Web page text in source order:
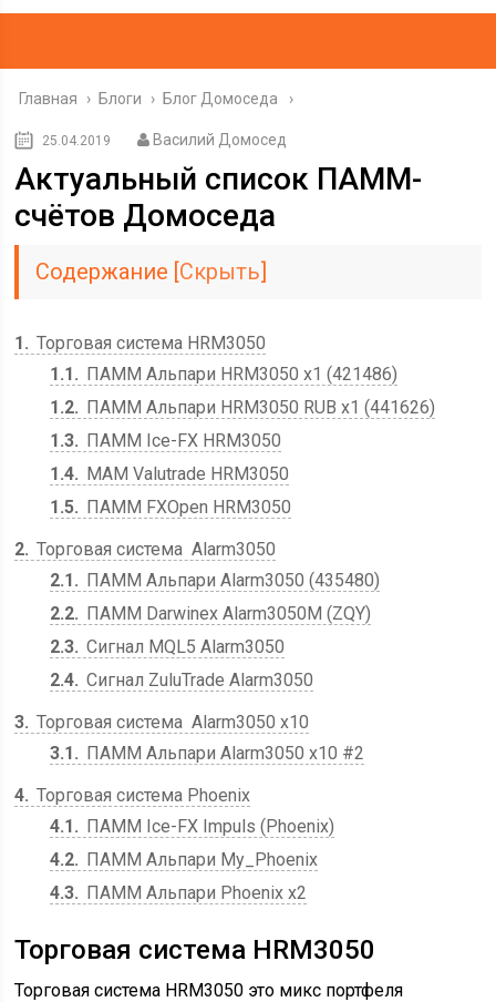
Главная › Блоги › Блог Домоседа
25.04.2019 Василий Домосед
Актуальный список ПАММ-
счётов Домоседа
Содержание [Скрыть]
1
Торговая система HRM3050
1.1
ПАММ Альпари HRM3050 x1 (421486)
1.2
ПАММ Альпари HRM3050 RUB x1 (441626)
1.3
ПАММ Ice-FX HRM3050
1.4
MAM Valutrade HRM3050
1.5
ПАММ FXOpen HRM3050
2 Торговая система Alarm3050
2.1
ПАММ Альпари Alarm3050 (435480)
2.2
ПАММ Darwinex Alarm3050M (ZQY)
2.3 Сигнал MQL5 Alarm3050
2.4 Сигнал ZuluTrade Alarm3050
3 Торговая система Alarm3050 x10
3.1
ПАММ Альпари Alarm3050 x10 #2
4 Торговая система Phoenix
4.1
ПАММ Ice-FX Impuls (Phoenix)
4.2
ПАММ Альпари My_Phoenix
4.3
ПАММ Альпари Phoenix x2
Торговая система HRM3050
Торговая система HRM3050 это микс портфеля